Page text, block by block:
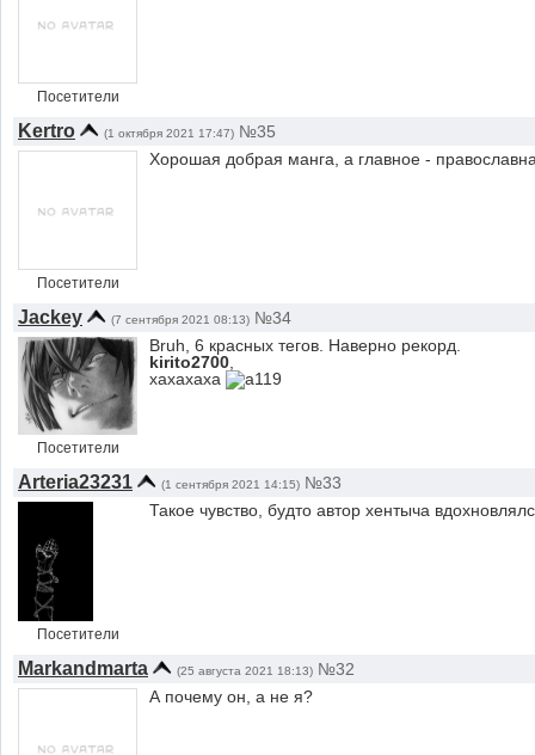
Посетители
Kertro (1 октября 2021 17:47) №35
Посетители
Хорошая добрая манга, а главное -
Jackey (7 сентября 2021 08:13) №34
Посетители
Bruh, 6 красных тегов. Наверно рекорд.
kirito2700
хахахаха
Arteria23231 (1 сентября 2021 14:15) №33
Посетители
Такое чувство, будто автор хентыча
Markandmarta (25 августа 2021 18:13) №32
А почему он, а не я?